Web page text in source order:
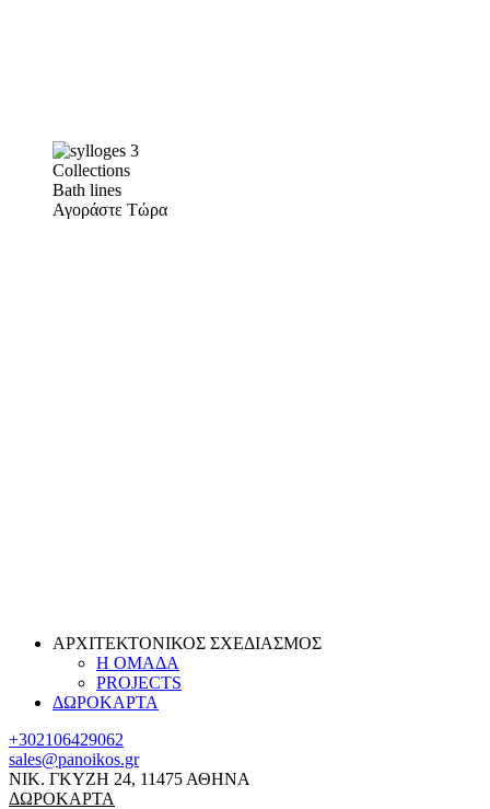
Collections
Bath lines
Αγοράστε Τώρα
ΑΡΧΙΤΕΚΤΟΝΙΚΟΣ ΣΧΕΔΙΑΣΜΟΣ
Η ΟΜΑΔΑ
PROJECTS
ΔΩΡΟΚΑΡΤΑ
+302106429062
sales@panoikos.gr
ΝΙΚ. ΓΚΥΖΗ 24, 11475 ΑΘΗΝΑ
ΔΩΡΟΚΑΡΤΑ